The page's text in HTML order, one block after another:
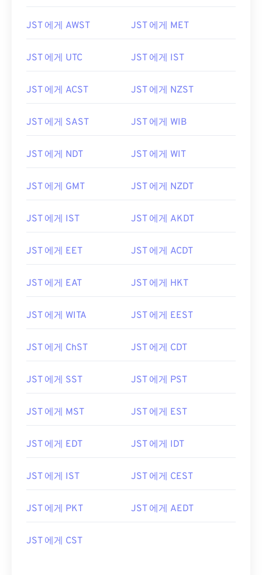
JST 에게 AWST JST 에게 MET
JST 에게 UTC JST 에게 IST
JST 에게 ACST JST 에게 NZST
JST 에게 SAST JST 에게 WIB
JST 에게 NDT JST 에게 WIT
JST 에게 GMT JST 에게 NZDT
JST 에게 IST JST 에게 AKDT
JST 에게 EET JST 에게 ACDT
JST 에게 EAT JST 에게 HKT
JST 에게 WITA JST 에게 EEST
JST 에게 ChST JST 에게 CDT
JST 에게 SST JST 에게 PST
JST 에게 MST JST 에게 EST
JST 에게 EDT JST 에게 IDT
JST 에게 IST JST 에게 CEST
JST 에게 PKT JST 에게 AEDT
JST 에게 CST